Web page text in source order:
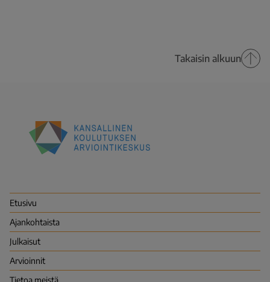
Takaisin alkuun
(Karvi)
Etusivu
Ajankohtaista
Julkaisut
Arvioinnit